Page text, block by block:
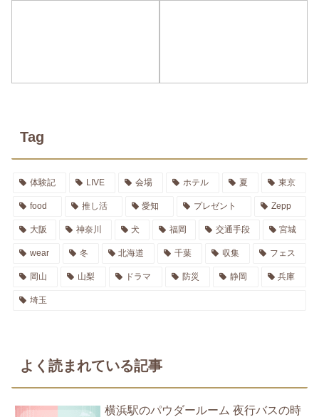
Tag
体験記 LIVE 会場 ホテル 夏 東京
food 推し活 愛知 プレゼント Zepp
大阪 神奈川 犬 福岡 交通手段 宮城
wear 冬 北海道 千葉 収集 フェス
岡山 山梨 ドラマ 防災 静岡 兵庫
埼玉
よく読まれている記事
横浜駅のパウダールーム 夜行バスの時